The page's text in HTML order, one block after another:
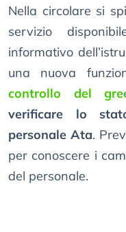
Nella circolare si
servizio
informativo
una nuova
controllo del
verificare lo
personale Ata.
per conoscere i
del personale.